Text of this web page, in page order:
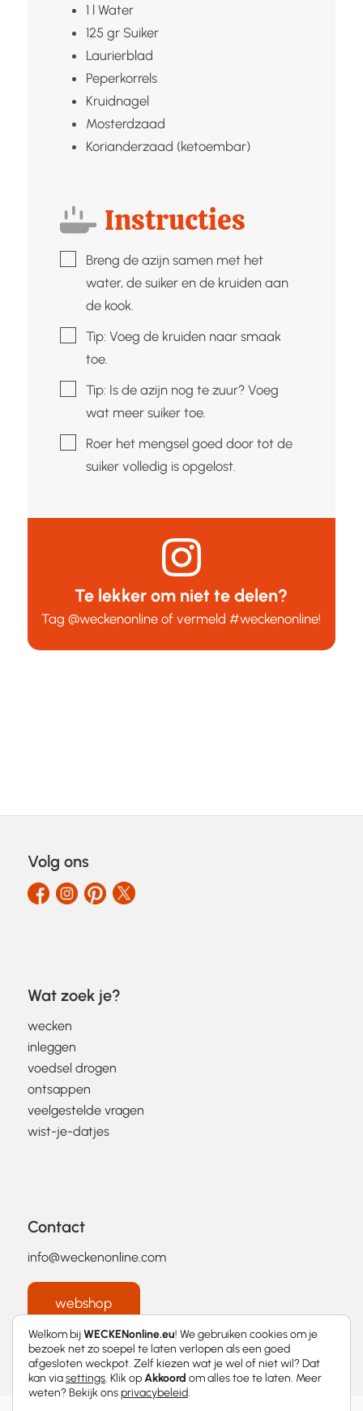
1 l Water
125 gr Suiker
Laurierblad
Peperkorrels
Kruidnagel
Mosterdzaad
Korianderzaad (ketoembar)
Instructies
▢Breng de azijn samen met het
water, de suiker en de kruiden aan
de kook.
▢
Tip: Voeg de kruiden naar smaak
toe.
▢
Tip: Is de azijn nog te zuur? Voeg
wat meer suiker toe.
▢Roer het mengsel goed door tot de
suiker volledig is opgelost.
Te lekker om niet te delen?
Tag@weckenonline of vermeld#weckenonline!
Volg ons
Wat zoek je?
wecken
inleggen
voedsel drogen
ontsappen
veelgestelde vragen
wist-je-datjes
Contact
info@weckenonline.com
webshop
Welkom bijWECKENonline.eu! We gebruiken cookies om je
bezoek net zo soepel te laten verlopen als een goed
afgesloten weckpot. Zelf kiezen wat je wel of niet wil? Dat
kan viasettings. Klik opAkkoord om alles toe te laten. Meer
weten? Bekijk onsprivacybeleid.